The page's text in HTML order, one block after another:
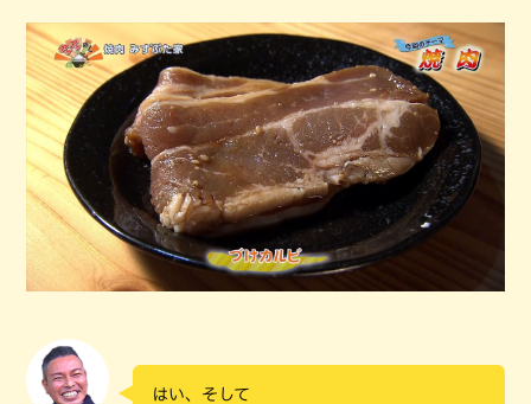
はい、そして